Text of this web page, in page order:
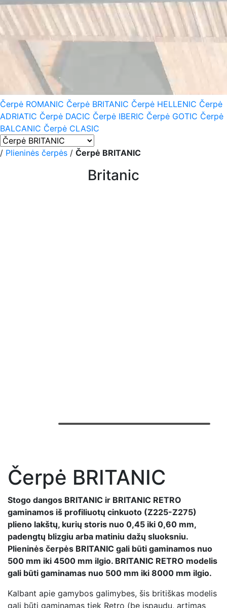
Čerpė ROMANIC Čerpė BRITANIC Čerpė HELLENIC Čerpė
ADRIATIC Čerpė DACIC Čerpė IBERIC Čerpė GOTIC Čerpė
BALCANIC Čerpė CLASIC
/ Plieninės čerpės / Čerpė BRITANIC
Britanic
Čerpė BRITANIC
Stogo dangos BRITANIC ir BRITANIC RETRO
gaminamos iš profiliuotų cinkuoto (Z225-Z275)
plieno lakštų, kurių storis nuo 0,45 iki 0,60 mm,
padengtų blizgiu arba matiniu dažų sluoksniu.
Plieninės čerpės BRITANIC gali būti gaminamos nuo
500 mm iki 4500 mm ilgio. BRITANIC RETRO modelis
gali būti gaminamas nuo 500 mm iki 8000 mm ilgio.
Kalbant apie gamybos galimybes, šis britiškas modelis
gali būti gaminamas tiek Retro (be įspaudų, artimas